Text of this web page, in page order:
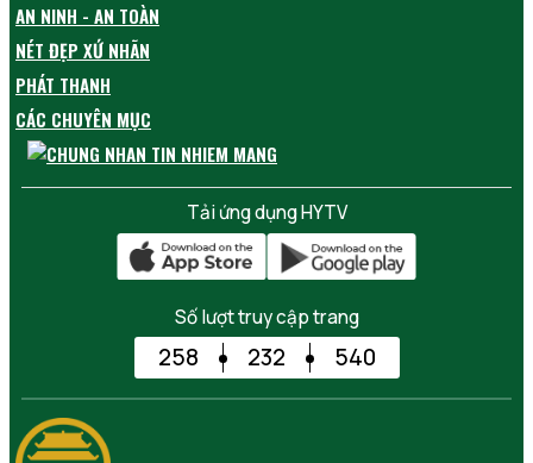
AN NINH - AN TOÀN
NÉT ĐẸP XỨ NHÃN
PHÁT THANH
CÁC CHUYÊN MỤC
Tải ứng dụng HYTV
Số lượt truy cập trang
258 232 540